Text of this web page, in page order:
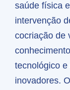
saúde física
intervenção
cocriação de
tecnológico
inovadores.